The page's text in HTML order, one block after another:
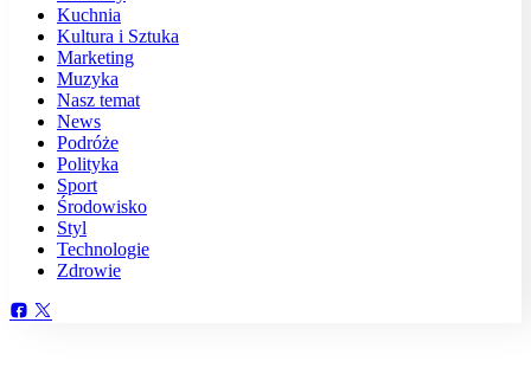
Kuchnia
Kultura i Sztuka
Marketing
Muzyka
Nasz temat
News
Podróże
Polityka
Sport
Środowisko
Styl
Technologie
Zdrowie